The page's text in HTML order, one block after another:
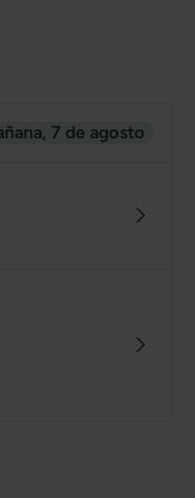
7 de agosto